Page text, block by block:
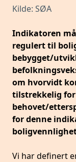
Kilde: SØA
Indikatoren
regulert til
bebygget/
om hvorvidt
tilstrekkelig
behovet/
for denne
Vi har definert